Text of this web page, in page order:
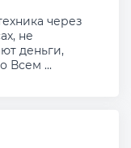
через
не
деньги,
Всем ...